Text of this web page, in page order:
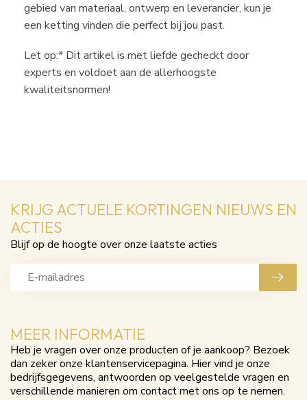
gebied van materiaal, ontwerp en leverancier, kun je
een ketting vinden die perfect bij jou past.
Let op:* Dit artikel is met liefde gecheckt door
experts en voldoet aan de allerhoogste
kwaliteitsnormen!
MEER INFORMATIE
Heb je vragen over onze producten of je aankoop? Bezoek
dan zeker onze klantenservicepagina. Hier vind je onze
bedrijfsgegevens, antwoorden op veelgestelde vragen en
verschillende manieren om contact met ons op te nemen.
KRIJG ACTUELE KORTINGEN NIEUWS EN
ACTIES
Blijf op de hoogte over onze laatste acties